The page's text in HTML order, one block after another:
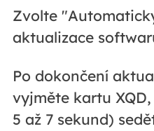
Zvolte
aktualizace
Po dokončení
vyjměte kartu
5 až 7 sekund)